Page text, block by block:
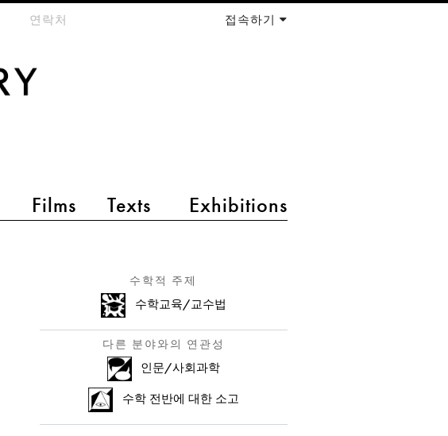
Films Texts Exhibitions
연락처 접속하기
수학적 주제
수학교육/교수법
다른 분야와의 연관성
인문/사회과학
수학 전반에 대한 소고